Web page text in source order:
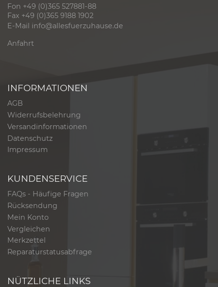
Fon +49 (0)365 527881-88
Fax +49 (0)365 9188 1902
E-Mail info@allesfuerzuhause.de
Anfahrt
INFORMATIONEN
AGB
Widerrufsbelehrung
Versandinformationen
Datenschutz
Impressum
KUNDENSERVICE
FAQs - Häufige Fragen
Rücksendung
Mein Konto
Vergleichen
Merkzettel
Reparaturstatusabfrage
NÜTZLICHE LINKS